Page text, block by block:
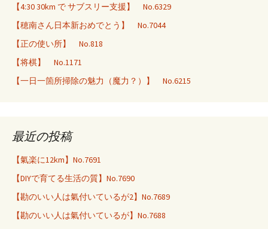
【4:30 30km で サブスリー支援】 No.6329
【穂南さん日本新おめでとう】 No.7044
【正の使い所】 No.818
【将棋】 No.1171
【一日一箇所掃除の魅力（魔力？）】 No.6215
最近の投稿
【氣楽に12km】No.7691
【DIYで育てる生活の質】No.7690
【勘のいい人は氣付いているが2】No.7689
【勘のいい人は氣付いているが】No.7688